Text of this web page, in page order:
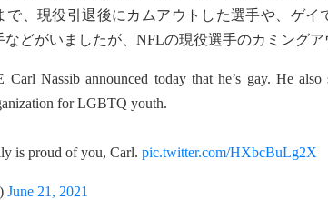
で、現役引退後にカムアウトした選手や、ゲ
などがいましたが、NFLの現役選手のカミングア
Carl Nassib announced today that he’s gay. He
for LGBTQ youth.
is proud of you, Carl. pic.twitter.com/HXbcBuLg2X
June 21, 2021